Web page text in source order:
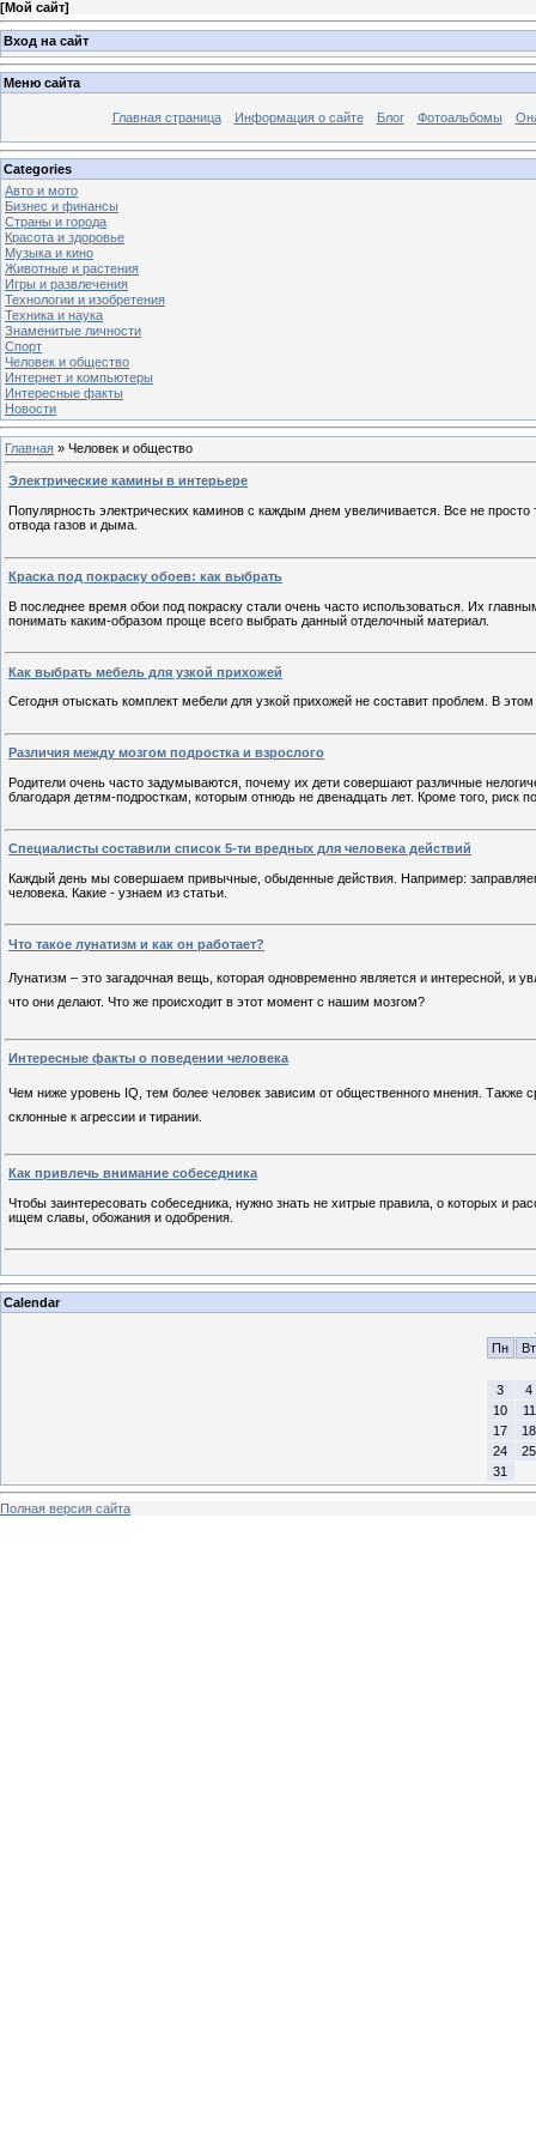
[Мой сайт]
Вход на сайт
Меню сайта
Главная страница Информация о сайте Блог Фотоальбомы
Categories
Авто и мото
Бизнес и финансы
Страны и города
Красота и здоровье
Музыка и кино
Животные и растения
Игры и развлечения
Технологии и изобретения
Техника и наука
Знаменитые личности
Спорт
Человек и общество
Интернет и компьютеры
Интересные факты
Новости
Главная » Человек и общество
Электрические камины в интерьере
Популярность электрических каминов с каждым днем увеличивается. Все не
отвода газов и дыма.
Краска под покраску обоев: как выбрать
В последнее время обои под покраску стали очень часто использоваться. Их
понимать каким-образом проще всего выбрать данный отделочный материал.
Как выбрать мебель для узкой прихожей
Сегодня отыскать комплект мебели для узкой прихожей не составит проблем. В
Различия между мозгом подростка и взрослого
Родители очень часто задумываются, почему их дети совершают различные
благодаря детям-подросткам, которым отнюдь не двенадцать лет. Кроме того, риск
Специалисты составили список 5-ти вредных для человека действий
Каждый день мы совершаем привычные, обыденные действия. Например:
человека. Какие - узнаем из статьи.
Что такое лунатизм и как он работает?
Лунатизм – это загадочная вещь, которая одновременно является и интересной, и
что они делают. Что же происходит в этот момент с нашим мозгом?
Интересные факты о поведении человека
Чем ниже уровень IQ, тем более человек зависим от общественного мнения. Также
склонные к агрессии и тирании.
Как привлечь внимание собеседника
Чтобы заинтересовать собеседника, нужно знать не хитрые правила, о которых и
ищем славы, обожания и одобрения.
Calendar
Пн
Вт
3
4
10
11
17
18
24
25
31
Полная версия сайта